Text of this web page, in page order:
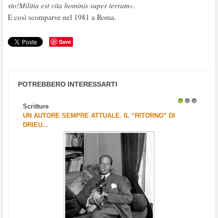
sto!Mi­litia est vita hominis super terram».
E così scomparve nel 1981 a Roma.
Save
POTREBBERO INTERESSARTI
Scritture
UN AUTORE SEMPRE ATTUALE. IL “RITORNO” DI
DRIEU...